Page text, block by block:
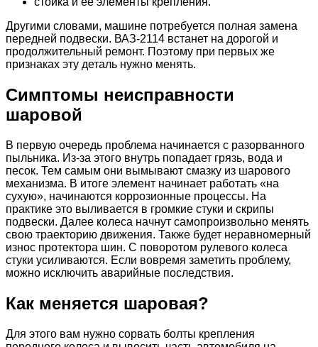
Другими словами, машине потребуется полная замена
передней подвески. ВАЗ-2114 встанет на дорогой и
продолжительный ремонт. Поэтому при первых же
признаках эту деталь нужно менять.
Симптомы неисправности
шаровой
В первую очередь проблема начинается с разорванного
пыльника. Из-за этого внутрь попадает грязь, вода и
песок. Тем самым они вымывают смазку из шарового
механизма. В итоге элемент начинает работать «на
сухую», начинаются коррозионные процессы. На
практике это выливается в громкие стуки и скрипы
подвески. Далее колеса начнут самопроизвольно менять
свою траекторию движения. Также будет неравномерный
износ протектора шин. С поворотом рулевого колеса
стуки усиливаются. Если вовремя заметить проблему,
можно исключить аварийные последствия.
Как меняется шаровая?
Для этого вам нужно сорвать болты крепления